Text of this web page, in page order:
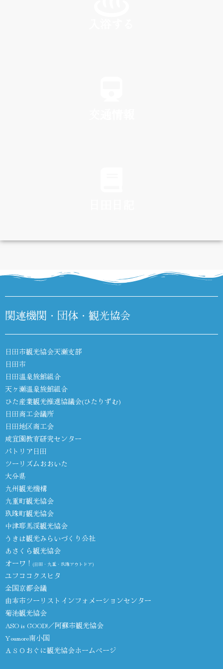
DIARY
関連機関・団体・観光協会
日田市観光協会天瀬支部
日田市
日田温泉旅館組合
天ヶ瀬温泉旅館組合
ひた産業観光推進協議会(ひたりずむ)
日田商工会議所
日田地区商工会
咸宜園教育研究センター
パトリア日田
ツーリズムおおいた
大分県
九州観光機構
九重町観光協会
玖珠町観光協会
中津耶馬渓観光協会
うきは観光みらいづくり公社
あさくら観光協会
オーワ！ (日田・九重・玖珠アウトドア)
ユフココクスヒタ
全国京都会議
由布市ツーリストインフォメーションセンター
菊池観光協会
ASO is GOOD!／阿蘇市観光協会
Youmore南小国
ＡＳＯおぐに観光協会ホームページ